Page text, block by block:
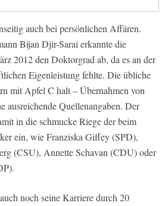
auch bei persönlichen Affären.
Bijan Djir-Sarai erkannte die
2012 den Doktorgrad ab, da es an der
Eigenleistung fehlte. Die übliche
mit Apfel C halt – Übernahmen von
ausreichende Quellenangaben. Der
in die schmucke Riege der beim
ein, wie Franziska Giffey (SPD),
(CSU), Annette Schavan (CDU) oder
noch seine Karriere durch 20